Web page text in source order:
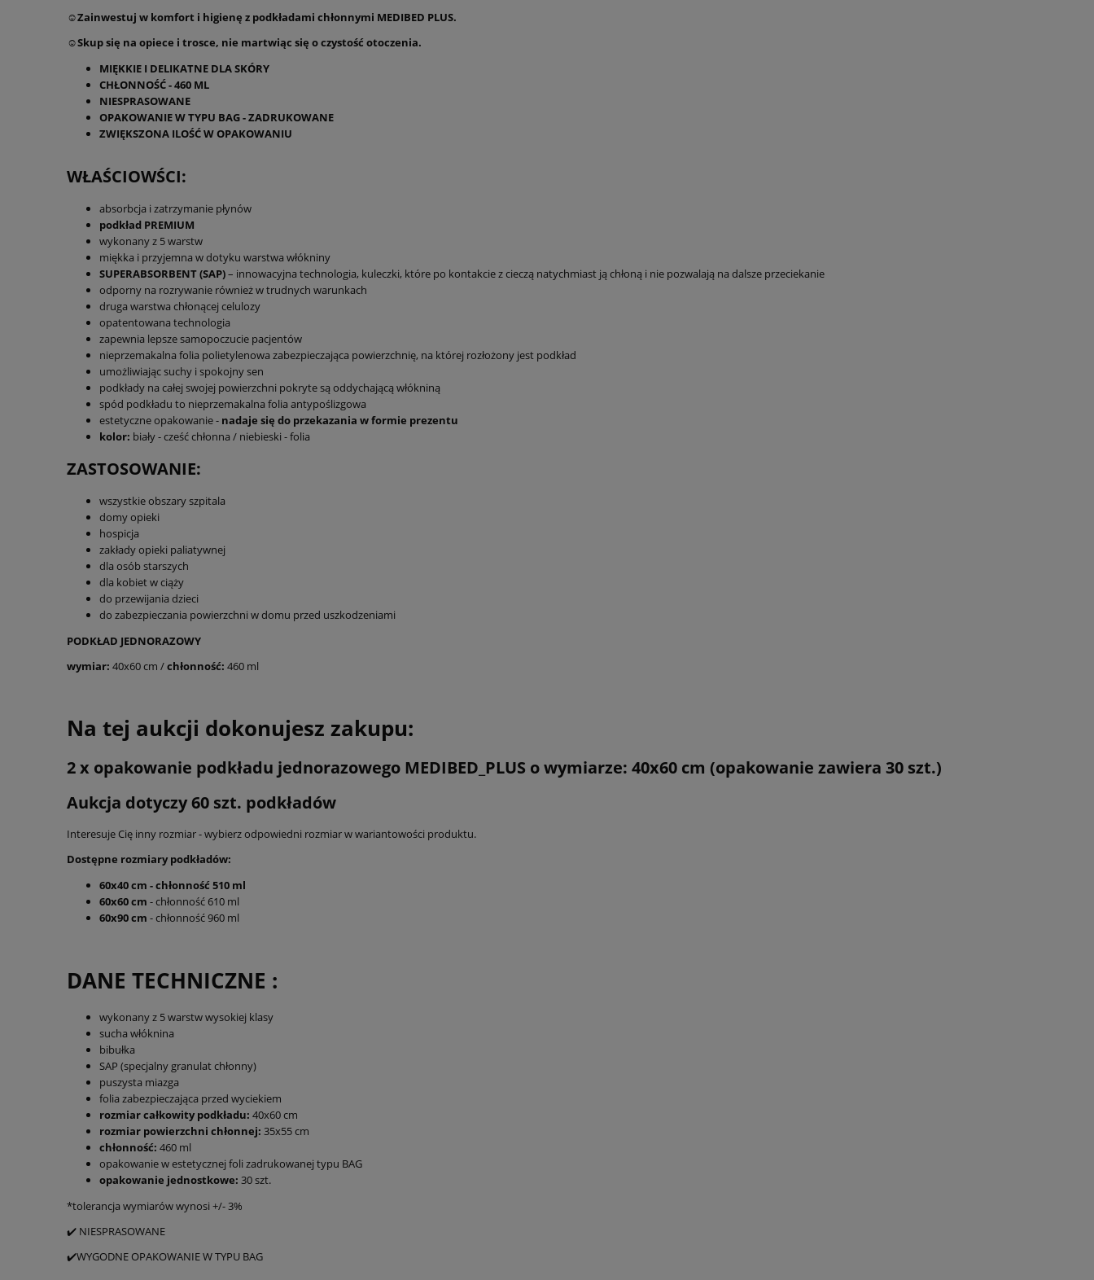
☺️Zainwestuj w komfort i higienę z podkładami chłonnymi MEDIBED PLUS.
☺️Skup się na opiece i trosce, nie martwiąc się o czystość otoczenia.
MIĘKKIE I DELIKATNE DLA SKÓRY
CHŁONNOŚĆ - 460 ML
NIESPRASOWANE
OPAKOWANIE W TYPU BAG - ZADRUKOWANE
ZWIĘKSZONA ILOŚĆ W OPAKOWANIU
WŁAŚCIOWŚCI:
absorbcja i zatrzymanie płynów
podkład PREMIUM
wykonany z 5 warstw
miękka i przyjemna w dotyku warstwa włókniny
SUPERABSORBENT (SAP)– innowacyjna technologia, kuleczki, które po kontakcie z cieczą natychmiast ją chłoną i nie pozwalają na dalsze przeciekanie
odporny na rozrywanie również w trudnych warunkach
druga warstwa chłonącej celulozy
opatentowana technologia
zapewnia lepsze samopoczucie pacjentów
nieprzemakalna folia polietylenowa zabezpieczająca powierzchnię, na której rozłożony jest podkład
umożliwiając suchy i spokojny sen
podkłady na całej swojej powierzchni pokryte są oddychającą włókniną
spód podkładu to nieprzemakalna folia antypoślizgowa
estetyczne opakowanie - nadaje się do przekazania w formie prezentu
kolor: biały - cześć chłonna / niebieski - folia
ZASTOSOWANIE:
wszystkie obszary szpitala
domy opieki
hospicja
zakłady opieki paliatywnej
dla osób starszych
dla kobiet w ciąży
do przewijania dzieci
do zabezpieczania powierzchni w domu przed uszkodzeniami
PODKŁAD JEDNORAZOWY
wymiar: 40x60 cm /chłonność: 460 ml
Na tej aukcji dokonujesz zakupu:
2 x opakowanie podkładu jednorazowego MEDIBED_PLUS o wymiarze: 40x60 cm (opakowanie zawiera 30 szt.)
Aukcja dotyczy 60 szt. podkładów
Interesuje Cię inny rozmiar - wybierz odpowiedni rozmiar w wariantowości produktu.
Dostępne rozmiary podkładów:
60x40 cm - chłonność 510 ml
60x60 cm - chłonność 610 ml
60x90 cm - chłonność 960 ml
DANE TECHNICZNE :
wykonany z 5 warstw wysokiej klasy
sucha włóknina
bibułka
SAP (specjalny granulat chłonny)
puszysta miazga
folia zabezpieczająca przed wyciekiem
rozmiar całkowity podkładu: 40x60 cm
rozmiar powierzchni chłonnej: 35x55 cm
chłonność: 460 ml
opakowanie w estetycznej foli zadrukowanej typu BAG
opakowanie jednostkowe: 30 szt.
*tolerancja wymiarów wynosi +/- 3%
✔️ NIESPRASOWANE
✔️WYGODNE OPAKOWANIE W TYPU BAG